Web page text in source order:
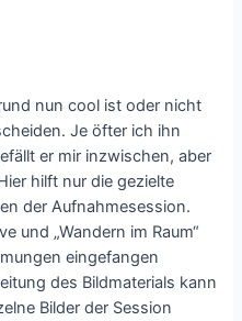
nun cool ist oder nicht
Je öfter ich ihn
er mir inzwischen, aber
hilft nur die gezielte
der Aufnahmesession.
und „Wandern im Raum“
eingefangen
des Bildmaterials kann
Bilder der Session